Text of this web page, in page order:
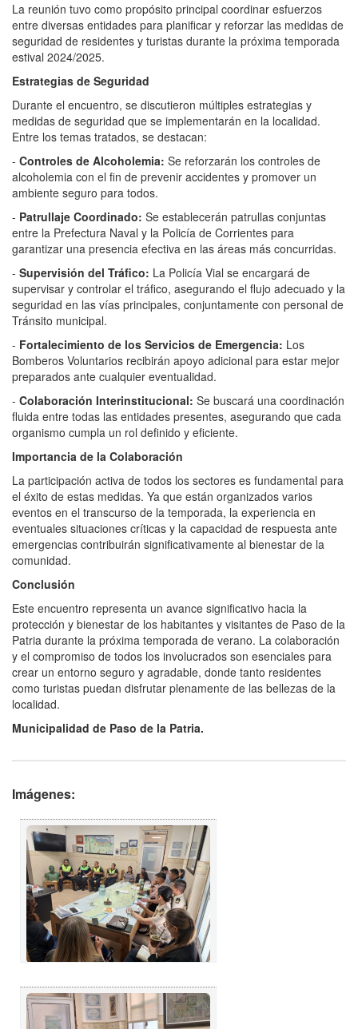
La reunión tuvo como propósito principal coordinar esfuerzos
entre diversas entidades para planificar y reforzar las medidas de
seguridad de residentes y turistas durante la próxima temporada
estival 2024/2025.
Estrategias de Seguridad
Durante el encuentro, se discutieron múltiples estrategias y
medidas de seguridad que se implementarán en la localidad.
Entre los temas tratados, se destacan:
- Controles de Alcoholemia: Se reforzarán los controles de
alcoholemia con el fin de prevenir accidentes y promover un
ambiente seguro para todos.
- Patrullaje Coordinado: Se establecerán patrullas conjuntas
entre la Prefectura Naval y la Policía de Corrientes para
garantizar una presencia efectiva en las áreas más concurridas.
- Supervisión del Tráfico: La Policía Vial se encargará de
supervisar y controlar el tráfico, asegurando el flujo adecuado y la
seguridad en las vías principales, conjuntamente con personal de
Tránsito municipal.
- Fortalecimiento de los Servicios de Emergencia: Los
Bomberos Voluntarios recibirán apoyo adicional para estar mejor
preparados ante cualquier eventualidad.
- Colaboración Interinstitucional: Se buscará una coordinación
fluida entre todas las entidades presentes, asegurando que cada
organismo cumpla un rol definido y eficiente.
Importancia de la Colaboración
La participación activa de todos los sectores es fundamental para
el éxito de estas medidas. Ya que están organizados varios
eventos en el transcurso de la temporada, la experiencia en
eventuales situaciones críticas y la capacidad de respuesta ante
emergencias contribuirán significativamente al bienestar de la
comunidad.
Conclusión
Este encuentro representa un avance significativo hacia la
protección y bienestar de los habitantes y visitantes de Paso de la
Patria durante la próxima temporada de verano. La colaboración
y el compromiso de todos los involucrados son esenciales para
crear un entorno seguro y agradable, donde tanto residentes
como turistas puedan disfrutar plenamente de las bellezas de la
localidad.
Municipalidad de Paso de la Patria.
Imágenes: